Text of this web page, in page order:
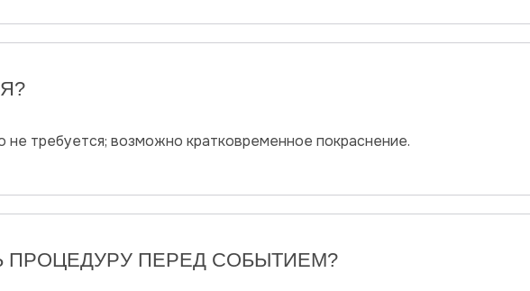
не требуется; возможно кратковременное покраснение.
ПЕРЕД СОБЫТИЕМ?